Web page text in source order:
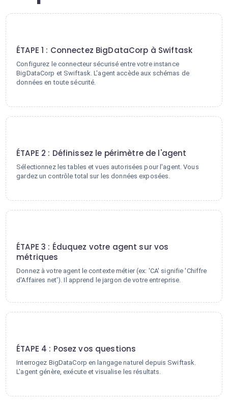
ÉTAPE 1 : Connectez BigDataCorp à Swiftask
Configurez le connecteur sécurisé entre votre instance
BigDataCorp et Swiftask. L'agent accède aux schémas de
données en toute sécurité.
ÉTAPE 2 : Définissez le périmètre de l'agent
Sélectionnez les tables et vues autorisées pour l'agent. Vous
gardez un contrôle total sur les données exposées.
ÉTAPE 3 : Éduquez votre agent sur vos
métriques
Donnez à votre agent le contexte métier (ex: 'CA' signifie 'Chiffre
d'Affaires net'). Il apprend le jargon de votre entreprise.
ÉTAPE 4 : Posez vos questions
Interrogez BigDataCorp en langage naturel depuis Swiftask.
L'agent génère, exécute et visualise les résultats.